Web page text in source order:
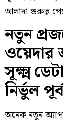
আলাদা গুরুত্ব
নতুন
ওয়েদার
সূক্ষ্ম
নির্ভুল
অনেক নতুন